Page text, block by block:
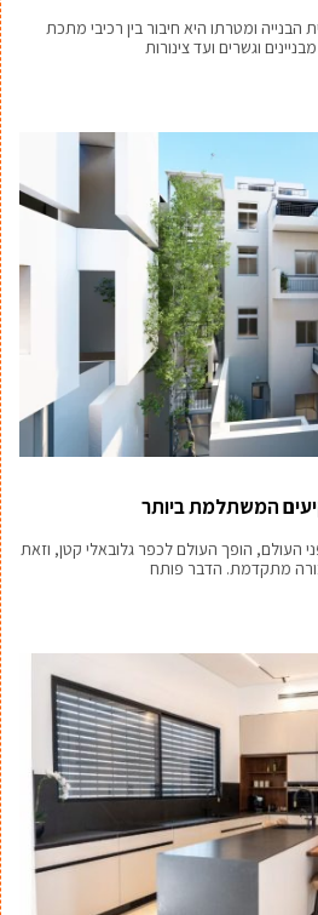
הבנייה ומטרתו היא חיבור בין רכיבי מתכת
וגשרים ועד צינורות
המשתלמת ביותר
העולם, הופך העולם לכפר גלובאלי קטן, וזאת
מתקדמת. הדבר פותח